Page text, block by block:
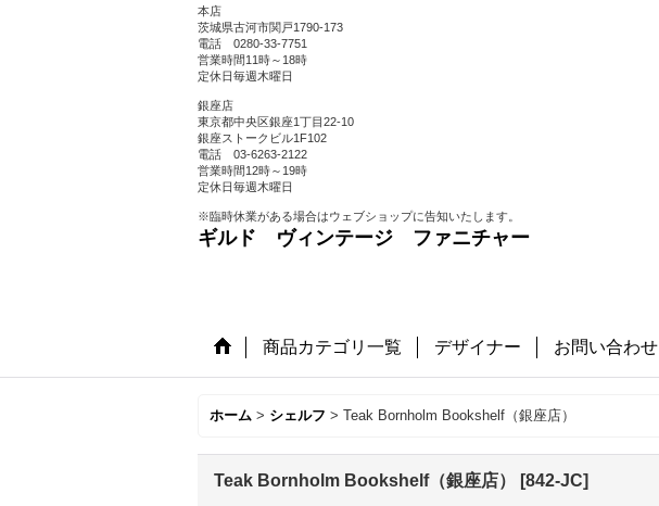
本店
茨城県古河市関戸1790-173
電話 0280-33-7751
営業時間11時～18時
定休日毎週木曜日
銀座店
東京都中央区銀座1丁目22-10
銀座ストークビル1F102
電話 03-6263-2122
営業時間12時～19時
定休日毎週木曜日
※臨時休業がある場合はウェブショップに告知いたします。
ギルド ヴィンテージ ファニチャー
商品カテゴリ一覧 デザイナー お問い合わせ
ホーム > シェルフ > Teak Bornholm Bookshelf（銀座店）
Teak Bornholm Bookshelf（銀座店） [842-JC]